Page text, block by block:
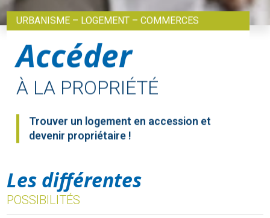
URBANISME – LOGEMENT – COMMERCES
Accéder
À LA PROPRIÉTÉ
Trouver un logement en accession et
devenir propriétaire !
Les différentes
POSSIBILITÉS